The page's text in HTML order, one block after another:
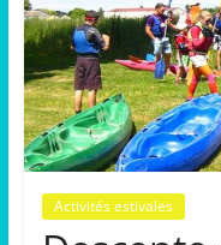
Activités estivales